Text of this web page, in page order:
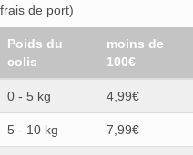
frais de port)
Poids du
colis
moins de
100€
0 - 5 kg 4,99€
5 - 10 kg 7,99€